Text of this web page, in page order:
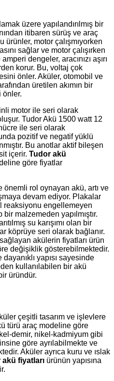
üzere yapılandırılmış bir
itibaren sürüş ve araç
ürünler, motor çalışmıyorken
sağlar ve motor çalışırken
dengeler, aracınızı aşırı
korur. Bu, voltaj çok
önler. Aküler, otomobil ve
üretilen akımın bir
önler.
motor ile seri olarak
Tudor Akü 1500 watt 12
ile seri olarak
pozitif ve negatif yüklü
Bu anotlar aktif bileşen
içerir. Tudor akü
göre fiyatlar
önemli rol oynayan akü, artı ve
devam ediyor. Plakalar
reaksiyonu engellemeyen
malzemeden yapılmıştır.
su karışımı olan bir
köprüye seri olarak bağlanır.
akülerin fiyatları ürün
değişiklik gösterebilmektedir.
dayanıklı yapısı sayesinde
kullanılabilen bir akü
üründür.
çeşitli tasarım ve işlevlere
türü araç modeline göre
demir, nikel-kadmiyum gibi
göre ayrılabilmekte ve
Aküler ayrıca kuru ve ıslak
fiyatları ürünün yapısına